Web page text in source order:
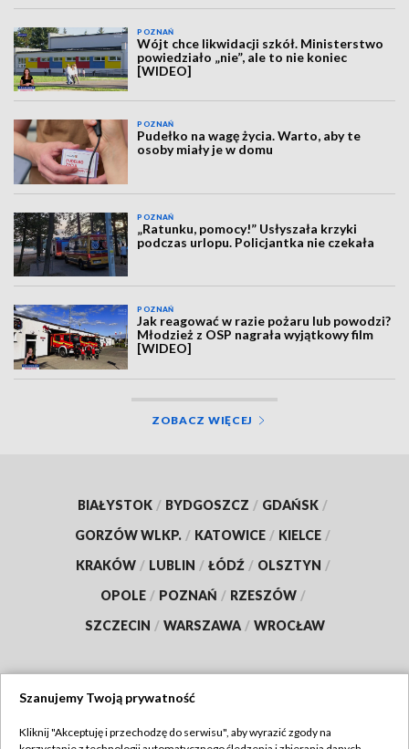
POZNAŃ
Wójt chce likwidacji szkół. Ministerstwo
powiedziało „nie”, ale to nie koniec
[WIDEO]
POZNAŃ
Pudełko na wagę życia. Warto, aby te
osoby miały je w domu
POZNAŃ
„Ratunku, pomocy!” Usłyszała krzyki
podczas urlopu. Policjantka nie czekała
POZNAŃ
Jak reagować w razie pożaru lub powodzi?
Młodzież z OSP nagrała wyjątkowy film
[WIDEO]
ZOBACZ WIĘCEJ
BIAŁYSTOK / BYDGOSZCZ / GDAŃSK /
GORZÓW WLKP. / KATOWICE / KIELCE /
KRAKÓW / LUBLIN / ŁÓDŹ / OLSZTYN /
OPOLE / POZNAŃ / RZESZÓW /
SZCZECIN / WARSZAWA / WROCŁAW
Szanujemy Twoją prywatność
Kliknij "Akceptuję i przechodzę do serwisu", aby wyrazić zgody na